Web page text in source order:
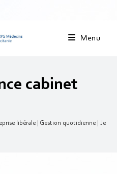
Menu
cabinet
libérale Gestion quotidienne |Je